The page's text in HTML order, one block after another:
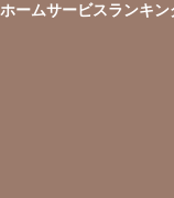
ホームサービスランキン